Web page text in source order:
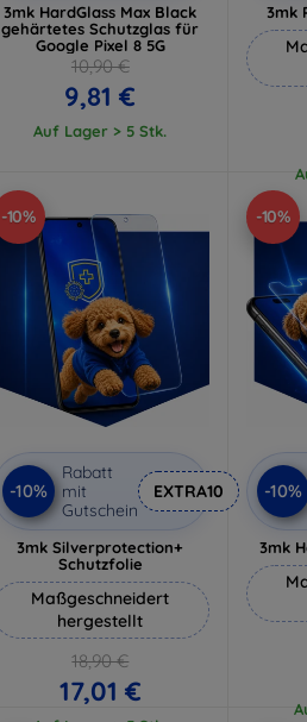
3mk HardGlass Max Black
gehärtetes Schutzglas für
Google Pixel 8 5G
10,90 €
9,81 €
Auf Lager > 5 Stk.
3mk
-10%
-10%
Rabatt
mit
Gutschein
EXTRA10
3mk Silverprotection+
Schutzfolie
Maßgeschneidert
hergestellt
18,90 €
17,01 €
-10%
-10%
3mk